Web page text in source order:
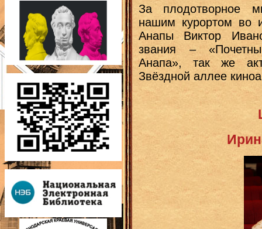
За плодотворное
нашим курортом во
Анапы Виктор
звания –
Анапа», так же
Звёздной аллее